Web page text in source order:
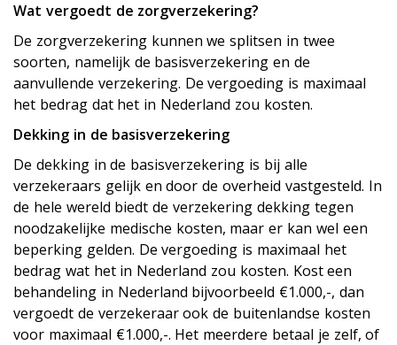
Wat vergoedt de zorgverzekering?
De zorgverzekering kunnen we splitsen in twee
soorten, namelijk de basisverzekering en de
aanvullende verzekering. De vergoeding is maximaal
het bedrag dat het in Nederland zou kosten. ​
Dekking in de basisverzekering
De dekking in de basisverzekering is bij alle
verzekeraars gelijk en door de overheid vastgesteld. In
de hele wereld biedt de verzekering dekking tegen
noodzakelijke medische kosten, maar er kan wel een
beperking gelden. De vergoeding is maximaal het
bedrag wat het in Nederland zou kosten. Kost een
behandeling in Nederland bijvoorbeeld €1.000,-, dan
vergoedt de verzekeraar ook de buitenlandse kosten
voor maximaal €1.000,-. Het meerdere betaal je zelf, of